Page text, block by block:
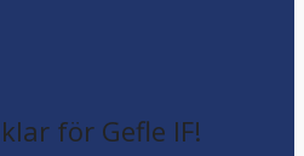
för Gefle IF!